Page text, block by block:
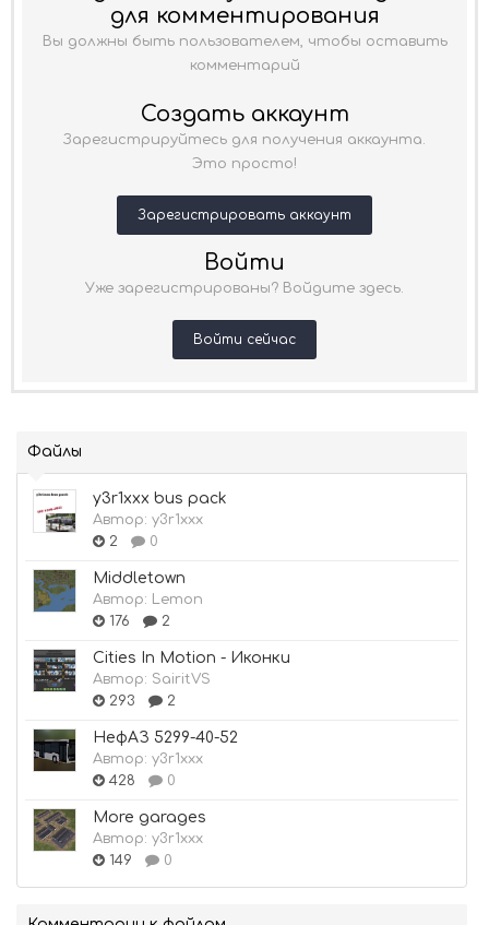
для комментирования
Вы должны быть пользователем, чтобы оставить
комментарий
Создать аккаунт
Зарегистрируйтесь для получения аккаунта.
Это просто!
Зарегистрировать аккаунт
Войти
Уже зарегистрированы? Войдите здесь.
Войти сейчас
Файлы
y3r1xxx bus pack
Автор: y3r1xxx
2
0
Middletown
Автор: Lemon
176
2
Cities In Motion - Иконки
Автор: SairitVS
293
2
НефАЗ 5299-40-52
Автор: y3r1xxx
428
0
More garages
Автор: y3r1xxx
149
0